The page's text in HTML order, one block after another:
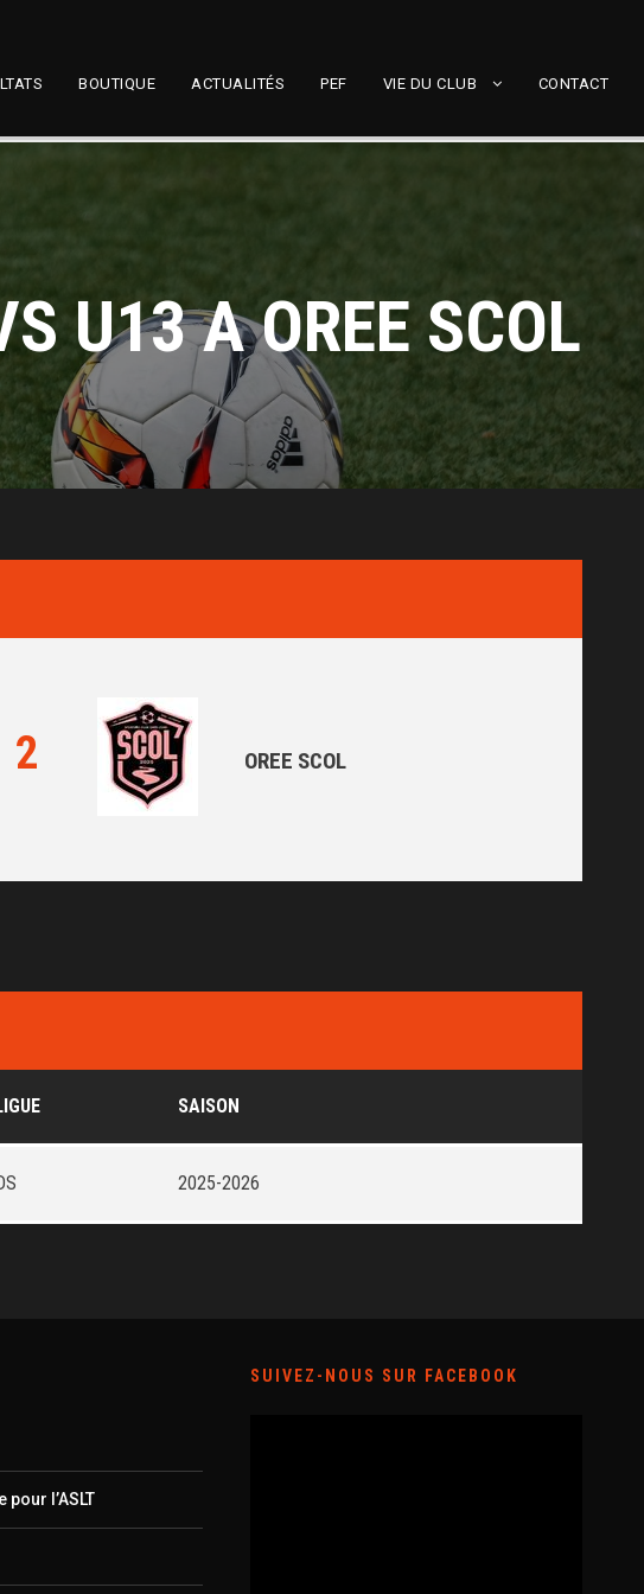
BOUTIQUE ACTUALITÉS PEF VIE DU CLUB CONTACT
U13 A OREE SCOL
2 OREE SCOL
SAISON
2025-2026
l’ASLT
SUIVEZ-NOUS SUR FACEBOOK